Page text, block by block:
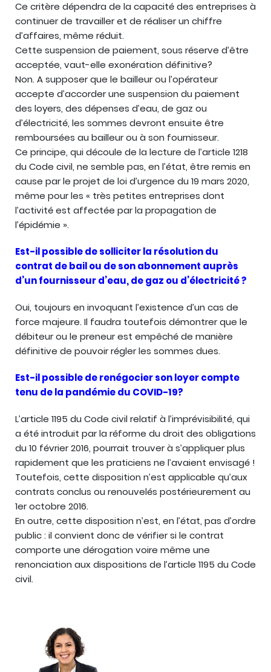
Ce critère dépendra de la capacité des entreprises à
continuer de travailler et de réaliser un chiffre
d’affaires, même réduit.
Cette suspension de paiement, sous réserve d’être
acceptée, vaut-elle exonération définitive?
Non. A supposer que le bailleur ou l’opérateur
accepte d’accorder une suspension du paiement
des loyers, des dépenses d’eau, de gaz ou
d’électricité, les sommes devront ensuite être
remboursées au bailleur ou à son fournisseur.
Ce principe, qui découle de la lecture de l’article 1218
du Code civil, ne semble pas, en l’état, être remis en
cause par le projet de loi d’urgence du 19 mars 2020,
même pour les « très petites entreprises dont
l’activité est affectée par la propagation de
l’épidémie ».
Est-il possible de solliciter la résolution du
contrat de bail ou de son abonnement auprès
d’un fournisseur d’eau, de gaz ou d’électricité ?
Oui, toujours en invoquant l’existence d’un cas de
force majeure. Il faudra toutefois démontrer que le
débiteur ou le preneur est empêché de manière
définitive de pouvoir régler les sommes dues.
Est-il possible de renégocier son loyer compte
tenu de la pandémie du COVID-19?
L’article 1195 du Code civil relatif à l’imprévisibilité, qui
a été introduit par la réforme du droit des obligations
du 10 février 2016, pourrait trouver à s’appliquer plus
rapidement que les praticiens ne l’avaient envisagé !
Toutefois, cette disposition n’est applicable qu’aux
contrats conclus ou renouvelés postérieurement au
1er octobre 2016.
En outre, cette disposition n’est, en l’état, pas d’ordre
public : il convient donc de vérifier si le contrat
comporte une dérogation voire même une
renonciation aux dispositions de l’article 1195 du Code
civil.